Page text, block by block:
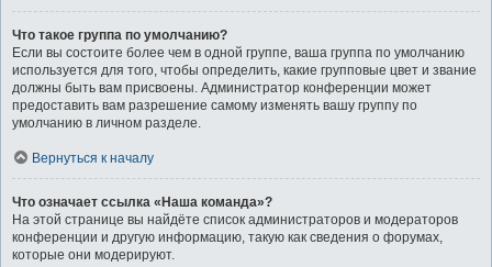
Что такое группа по умолчанию?
Если вы состоите более чем в одной группе, ваша группа по умолчанию
используется для того, чтобы определить, какие групповые цвет и звание
должны быть вам присвоены. Администратор конференции может
предоставить вам разрешение самому изменять вашу группу по
умолчанию в личном разделе.
Вернуться к началу
Что означает ссылка «Наша команда»?
На этой странице вы найдёте список администраторов и модераторов
конференции и другую информацию, такую как сведения о форумах,
которые они модерируют.